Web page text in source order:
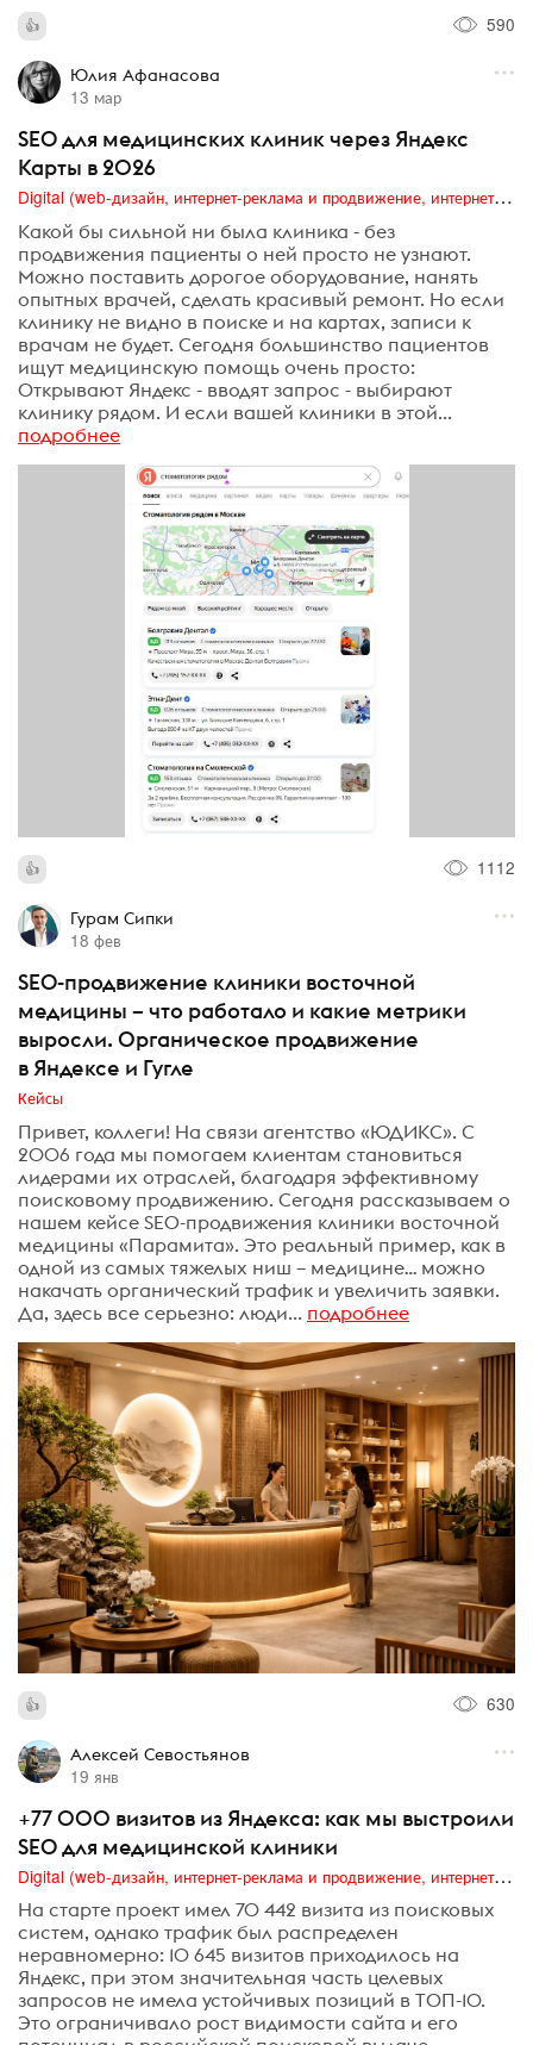
590
Юлия Афанасова
13 мар
SEO для медицинских клиник через Яндекс
Карты в 2026
Digital (web-дизайн, интернет-реклама и продвижение, интернет-сообщества и блоги, интернет-коммуникации, мобильный маркетинг, реклама на цифровых экранах)
Какой бы сильной ни была клиника - без
продвижения пациенты о ней просто не узнают.
Можно поставить дорогое оборудование, нанять
опытных врачей, сделать красивый ремонт. Но если
клинику не видно в поиске и на картах, записи к
врачам не будет. Сегодня большинство пациентов
ищут медицинскую помощь очень просто:
Открывают Яндекс - вводят запрос - выбирают
клинику рядом. И если вашей клиники в этой...
подробнее
1112
Гурам Сипки
18 фев
SEO-продвижение клиники восточной
медицины – что работало и какие метрики
выросли. Органическое продвижение
в Яндексе и Гугле
Кейсы
Привет, коллеги! На связи агентство «ЮДИКС». С
2006 года мы помогаем клиентам становиться
лидерами их отраслей, благодаря эффективному
поисковому продвижению. Сегодня рассказываем о
нашем кейсе SEO-продвижения клиники восточной
медицины «Парамита». Это реальный пример, как в
одной из самых тяжелых ниш – медицине… можно
накачать органический трафик и увеличить заявки.
Да, здесь все серьезно: люди... подробнее
630
Алексей Севостьянов
19 янв
+77 000 визитов из Яндекса: как мы выстроили
SEO для медицинской клиники
Digital (web-дизайн, интернет-реклама и продвижение, интернет-сообщества и блоги, интернет-коммуникации, мобильный маркетинг, реклама на цифровых экранах)
На старте проект имел 70 442 визита из поисковых
систем, однако трафик был распределен
неравномерно: 10 645 визитов приходилось на
Яндекс, при этом значительная часть целевых
запросов не имела устойчивых позиций в ТОП-10.
Это ограничивало рост видимости сайта и его